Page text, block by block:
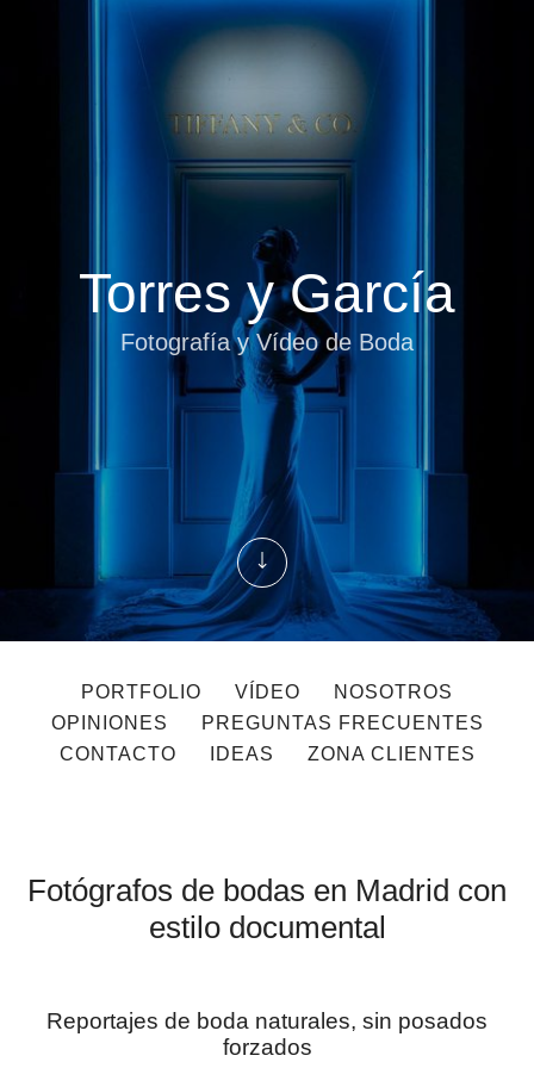
Fotografía y Vídeo de Boda
INICIO
Torres y García
Fotografía y Vídeo de Boda
PORTFOLIO VÍDEO
NOSOTROS
OPINIONES
PREGUNTAS FRECUENTES
CONTACTO
IDEAS ZONA CLIENTES
Fotógrafos de bodas en Madrid con
estilo documental
Reportajes de boda naturales, sin posados
forzados